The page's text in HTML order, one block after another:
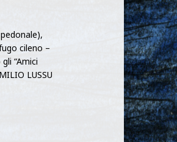
cileno –
“Amici
LUSSU